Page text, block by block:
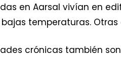
en Aarsal vivían en
temperaturas.
crónicas también